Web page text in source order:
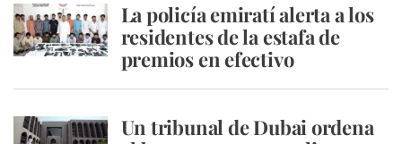
La policía emiratí alerta a los
residentes de la estafa de
premios en efectivo
Un tribunal de Dubai ordena